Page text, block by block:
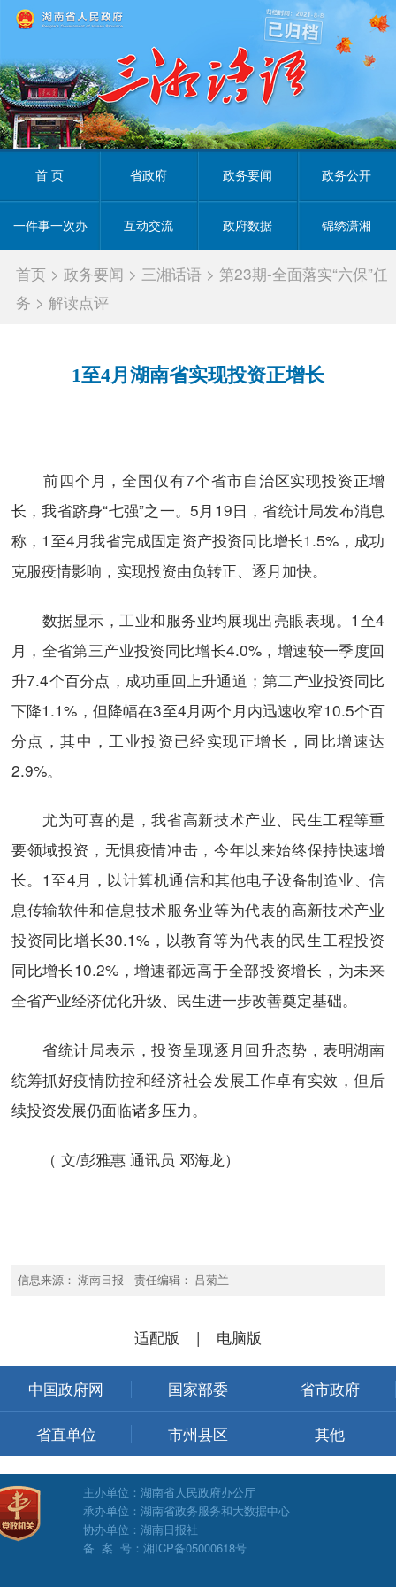
首 页 省政府 政务要闻 政务公开
一件事一次办 互动交流 政府数据 锦绣潇湘
首页 >政务要闻 > 三湘话语 > 第23期-全面落实“六保”任
务 >解读点评
1至4月湖南省实现投资正增长
前四个月，全国仅有7个省市自治区实现投资正增
长，我省跻身“七强”之一。5月19日，省统计局发布消息
称，1至4月我省完成固定资产投资同比增长1.5%，成功
克服疫情影响，实现投资由负转正、逐月加快。
数据显示，工业和服务业均展现出亮眼表现。1至4
月，全省第三产业投资同比增长4.0%，增速较一季度回
升7.4个百分点，成功重回上升通道；第二产业投资同比
下降1.1%，但降幅在3至4月两个月内迅速收窄10.5个百
分点，其中，工业投资已经实现正增长，同比增速达
2.9%。
尤为可喜的是，我省高新技术产业、民生工程等重
要领域投资，无惧疫情冲击，今年以来始终保持快速增
长。1至4月，以计算机通信和其他电子设备制造业、信
息传输软件和信息技术服务业等为代表的高新技术产业
投资同比增长30.1%，以教育等为代表的民生工程投资
同比增长10.2%，增速都远高于全部投资增长，为未来
全省产业经济优化升级、民生进一步改善奠定基础。
省统计局表示，投资呈现逐月回升态势，表明湖南
统筹抓好疫情防控和经济社会发展工作卓有实效，但后
续投资发展仍面临诸多压力。
（ 文/彭雅惠 通讯员 邓海龙）
信息来源： 湖南日报 责任编辑： 吕菊兰
适配版 | 电脑版
中国政府网 国家部委 省市政府
省直单位 市州县区 其他
主办单位：湖南省人民政府办公厅
承办单位：湖南省政务服务和大数据中心
协办单位：湖南日报社
备 案 号：湘ICP备05000618号